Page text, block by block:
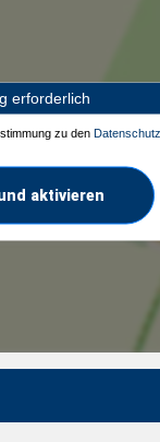
erforderlich
zu den
aktivieren